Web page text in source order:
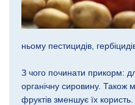
ньому пестицидів,
З чого починати прикорм:
органічну сировину. Також
фруктів зменшує їх користь.